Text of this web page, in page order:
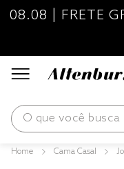
08.08 | FRETE
O que você busca
Cama Casal